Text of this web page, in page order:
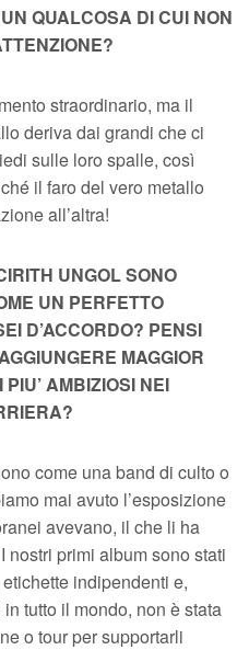
QUALCOSA DI CUI NON
straordinario, ma il
deriva dai grandi che ci
sulle loro spalle, così
il faro del vero metallo
all’altra!
UNGOL SONO
UN PERFETTO
D’ACCORDO? PENSI
MAGGIOR
AMBIZIOSI NEI
come una band di culto o
mai avuto l’esposizione
avevano, il che li ha
nostri primi album sono stati
indipendenti e,
tutto il mondo, non è stata
o tour per supportarli